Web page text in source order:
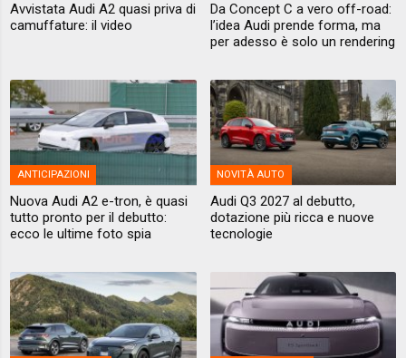
Avvistata Audi A2 quasi priva di
camuffature: il video
Da Concept C a vero off-road:
l’idea Audi prende forma, ma
per adesso è solo un rendering
ANTICIPAZIONI
Nuova Audi A2 e-tron, è quasi
tutto pronto per il debutto:
ecco le ultime foto spia
NOVITÀ AUTO
Audi Q3 2027 al debutto,
dotazione più ricca e nuove
tecnologie